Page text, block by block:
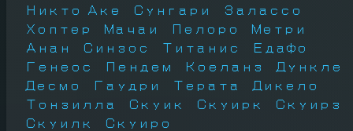
Никто Аке
Сунгари
Залассо
Хоптер
Мачаи Пелоро
Метри
Анан
Синзос Титанис
Едафо
Генеос
Пендем Коеланз
Дункле
Десмо
Гаудри Терата
Дикело
Тонзилла
Скуик Скуирк
Скуирз
Скуилк
Скуиро